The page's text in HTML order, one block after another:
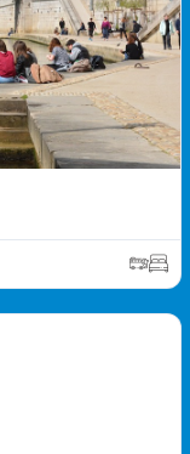
Pošalji upit